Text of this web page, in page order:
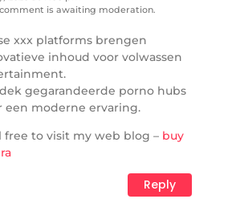
is awaiting moderation.
xxx platforms brengen
inhoud voor volwassen
gegarandeerde porno hubs
een moderne ervaring.
free to visit my web blog – buy
Reply